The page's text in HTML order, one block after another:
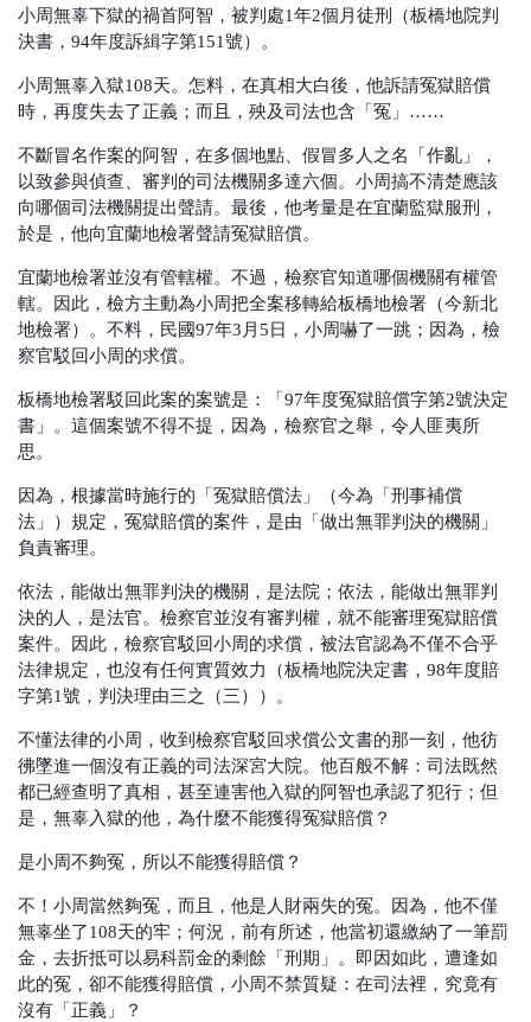
小周無辜下獄的禍首阿智，被判處1年2個月徒刑（板橋地院判
決書，94年度訴緝字第151號）。
小周無辜入獄108天。怎料，在真相大白後，他訴請冤獄賠償
時，再度失去了正義；而且，殃及司法也含「冤」……
不斷冒名作案的阿智，在多個地點、假冒多人之名「作亂」，
以致參與偵查、審判的司法機關多達六個。小周搞不清楚應該
向哪個司法機關提出聲請。最後，他考量是在宜蘭監獄服刑，
於是，他向宜蘭地檢署聲請冤獄賠償。
宜蘭地檢署並沒有管轄權。不過，檢察官知道哪個機關有權管
轄。因此，檢方主動為小周把全案移轉給板橋地檢署（今新北
地檢署）。不料，民國97年3月5日，小周嚇了一跳；因為，檢
察官駁回小周的求償。
板橋地檢署駁回此案的案號是：「97年度冤獄賠償字第2號決定
書」。這個案號不得不提，因為，檢察官之舉，令人匪夷所
思。
因為，根據當時施行的「冤獄賠償法」（今為「刑事補償
法」）規定，冤獄賠償的案件，是由「做出無罪判決的機關」
負責審理。
依法，能做出無罪判決的機關，是法院；依法，能做出無罪判
決的人，是法官。檢察官並沒有審判權，就不能審理冤獄賠償
案件。因此，檢察官駁回小周的求償，被法官認為不僅不合乎
法律規定，也沒有任何實質效力（板橋地院決定書，98年度賠
字第1號，判決理由三之（三））。
不懂法律的小周，收到檢察官駁回求償公文書的那一刻，他彷
彿墜進一個沒有正義的司法深宮大院。他百般不解：司法既然
都已經查明了真相，甚至連害他入獄的阿智也承認了犯行；但
是，無辜入獄的他，為什麼不能獲得冤獄賠償？
是小周不夠冤，所以不能獲得賠償？
不！小周當然夠冤，而且，他是人財兩失的冤。因為，他不僅
無辜坐了108天的牢；何況，前有所述，他當初還繳納了一筆罰
金，去折抵可以易科罰金的剩餘「刑期」。即因如此，遭逢如
此的冤，卻不能獲得賠償，小周不禁質疑：在司法裡，究竟有
沒有「正義」？